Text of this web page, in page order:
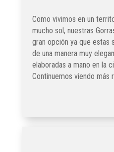
Como vivimos en un
mucho sol, nuestras
gran opción ya que estas
de una manera muy
elaboradas a mano en la
Continuemos viendo más